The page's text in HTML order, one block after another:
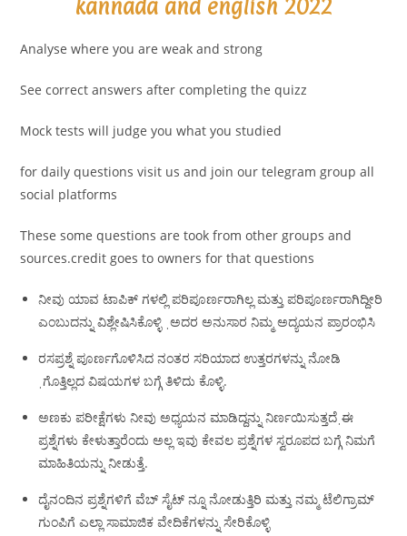
kannada and english 2022
Analyse where you are weak and strong
See correct answers after completing the quizz
Mock tests will judge you what you studied
for daily questions visit us and join our telegram group all
social platforms
These some questions are took from other groups and
sources.credit goes to owners for that questions
ನೀವು ಯಾವ ಟಾಪಿಕ್ ಗಳಲ್ಲಿ ಪರಿಪೂರ್ಣರಾಗಿಲ್ಲ ಮತ್ತು ಪರಿಪೂರ್ಣರಾಗಿದ್ದೀರಿ
ಎಂಬುದನ್ನು ವಿಶ್ಲೇಷಿಸಿಕೊಳ್ಳಿ ˌಅದರ ಅನುಸಾರ ನಿಮ್ಮ ಅದ್ಯಯನ ಪ್ರಾರಂಭಿಸಿ
ರಸಪ್ರಶ್ನೆ ಪೂರ್ಣಗೊಳಿಸಿದ ನಂತರ ಸರಿಯಾದ ಉತ್ತರಗಳನ್ನು ನೋಡಿ
ˌಗೊತ್ತಿಲ್ಲದ ವಿಷಯಗಳ ಬಗ್ಗೆ ತಿಳಿದು ಕೊಳ್ಳಿ.
ಅಣಕು ಪರೀಕ್ಷೆಗಳು ನೀವು ಅಧ್ಯಯನ ಮಾಡಿದ್ದನ್ನು ನಿರ್ಣಯಿಸುತ್ತದೆˌಈ
ಪ್ರಶ್ನೆಗಳು ಕೇಳುತ್ತಾರೆಂದು ಅಲ್ಲ ಇವು ಕೇವಲ ಪ್ರಶ್ನೆಗಳ ಸ್ವರೂಪದ ಬಗ್ಗೆ ನಿಮಗೆ
ಮಾಹಿತಿಯನ್ನು ನೀಡುತ್ತೆ.
ದೈನಂದಿನ ಪ್ರಶ್ನೆಗಳಿಗೆ ವೆಬ್ ಸೈಟ್ ನ್ನೂ ನೋಡುತ್ತಿರಿ ಮತ್ತು ನಮ್ಮ ಟೆಲಿಗ್ರಾಮ್
ಗುಂಪಿಗೆ ಎಲ್ಲಾ ಸಾಮಾಜಿಕ ವೇದಿಕೆಗಳನ್ನು ಸೇರಿಕೊಳ್ಳಿ